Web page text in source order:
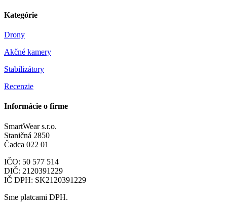
Kategórie
Drony
Akčné kamery
Stabilizátory
Recenzie
Informácie o firme
SmartWear s.r.o.
Staničná 2850
Čadca 022 01
IČO: 50 577 514
DIČ: 2120391229
IČ DPH: SK2120391229
Sme platcami DPH.